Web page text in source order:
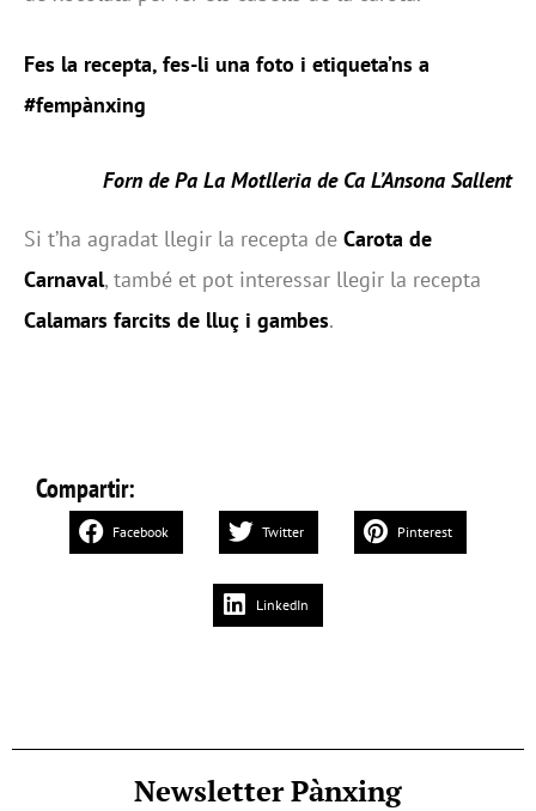
Fes la recepta, fes-li una foto i etiqueta’ns a
#fempànxing
Forn de Pa La Motlleria de Ca L’Ansona Sallent
Si t’ha agradat llegir la recepta de Carota de
Carnaval, també et pot interessar llegir la recepta
Calamars farcits de lluç i gambes.
Compartir:
Facebook Twitter Pinterest
LinkedIn
Newsletter Pànxing